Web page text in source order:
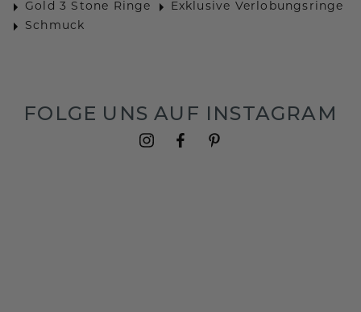
Gold 3 Stone Ringe
Exklusive Verlobungsringe
Schmuck
FOLGE UNS AUF INSTAGRAM